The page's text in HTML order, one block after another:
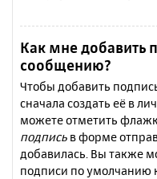
Как мне добавить
сообщению?
Чтобы добавить
сначала создать её в
можете отметить
подпись в форме
добавилась. Вы также
подписи по